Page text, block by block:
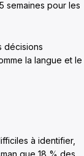
semaines pour les
décisions
la langue et le
à identifier,
que 18 % des